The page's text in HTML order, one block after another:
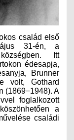
család első
31-én, a
Itt
édesapja,
Brunner
volt, Gothard
(1869−1948). A
foglalkozott
a
családi